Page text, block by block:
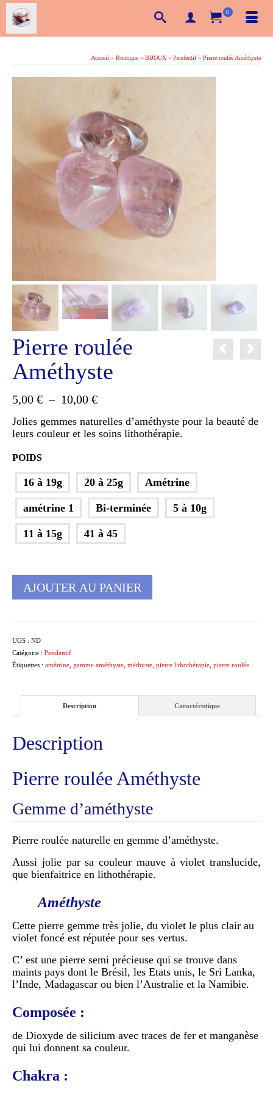
0
Accueil » Boutique » BIJOUX » Pendentif » Pierre roulée Améthyste
Pierre roulée
Améthyste
5,00 € – 10,00 €Plage
prix :
5,00 €
Jolies gemmes naturelles d’améthyste pour la beauté de
leurs couleur et les soins lithothérapie.
POIDS
16 à 19g 20 à 25g Amétrine
amétrine 1 Bi-terminée 5 à 10g
11 à 15g 41 à 45
AJOUTER AU PANIER
UGS : ND
Catégorie : Pendentif
Étiquettes : amétrine gemme améthyste méthyste pierre lithothérapie pierre roulée
Description Caractéristique
Description
Pierre roulée Améthyste
Gemme d’améthyste
Pierre roulée naturelle en gemme d’améthyste.
Aussi jolie par sa couleur mauve à violet translucide,
que bienfaitrice en lithothérapie.
Améthyste
Cette pierre gemme très jolie, du violet le plus clair au
violet foncé est réputée pour ses vertus.
C’ est une pierre semi précieuse qui se trouve dans
maints pays dont le Brésil, les Etats unis, le Sri Lanka,
l’Inde, Madagascar ou bien l’Australie et la Namibie.
Composée :
de Dioxyde de silicium avec traces de fer et manganèse
qui lui donnent sa couleur.
Chakra :